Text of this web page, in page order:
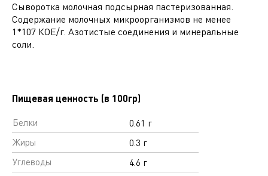
Сыворотка молочная подсырная пастеризованная.
Содержание молочных микроорганизмов не менее
1*107 КОЕ/г. Азотистые соединения и минеральные
соли.
Пищевая ценность (в 100гр)
Белки
0.61 г
Жиры
0.3 г
Углеводы
4.6 г